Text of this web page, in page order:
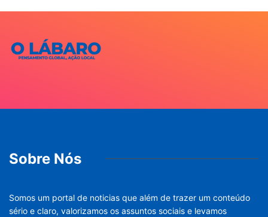
Sobre Nós
Somos um portal de noticias que além de trazer um conteúdo
sério e claro, valorizamos os assuntos sociais e levamos